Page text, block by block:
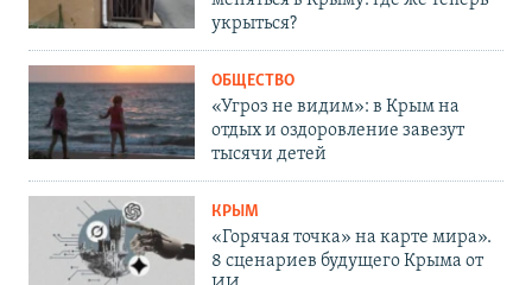
укрыться?
ОБЩЕСТВО
«Угроз не видим»: в Крым на
отдых и оздоровление завезут
тысячи детей
КРЫМ
«Горячая точка» на карте мира».
8 сценариев будущего Крыма от